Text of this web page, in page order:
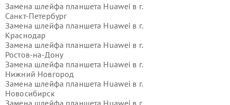
Замена шлейфа планшета Huawei в г.
Санкт-Петербург
Замена шлейфа планшета Huawei в г.
Краснодар
Замена шлейфа планшета Huawei в г.
Ростов-на-Дону
Замена шлейфа планшета Huawei в г.
Нижний Новгород
Замена шлейфа планшета Huawei в г.
Новосибирск
Замена шлейфа планшета Huawei в г.